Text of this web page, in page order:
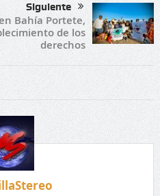
Siguiente
Bahía Portete,
de los
derechos